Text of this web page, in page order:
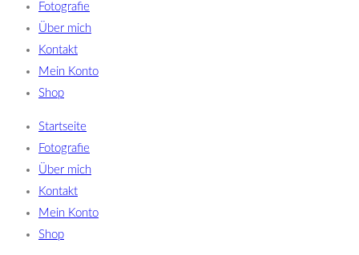
Fotografie
Über mich
Kontakt
Mein Konto
Shop
Startseite
Fotografie
Über mich
Kontakt
Mein Konto
Shop